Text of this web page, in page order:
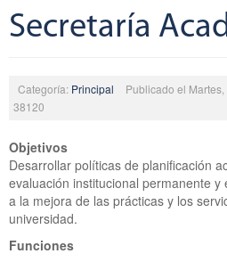
Secretaría
Categoría: Principal Publicado el
38120
Objetivos
Desarrollar políticas de planificación
evaluación institucional permanente
a la mejora de las prácticas y los
universidad.
Funciones